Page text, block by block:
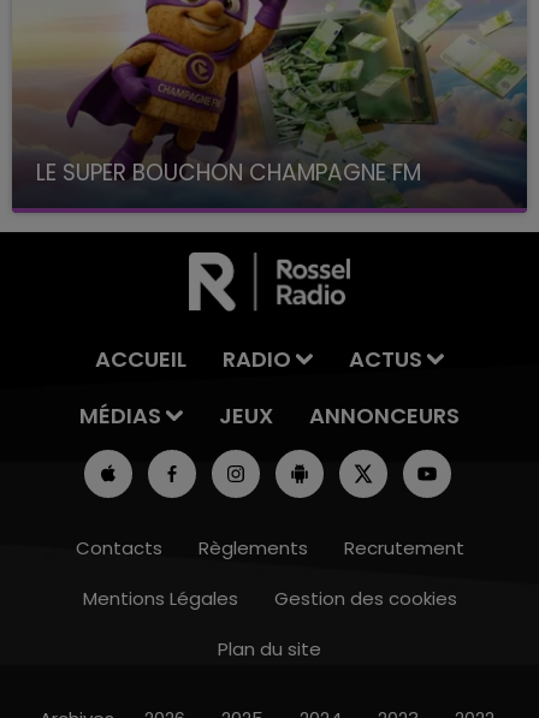
LE SUPER BOUCHON CHAMPAGNE FM
avec La Famille Champagne FM, à 8H10
ACCUEIL RADIO
ACTUS
MÉDIAS
JEUX ANNONCEURS
Contacts Règlements
Recrutement
Mentions Légales
Gestion des cookies
Plan du site